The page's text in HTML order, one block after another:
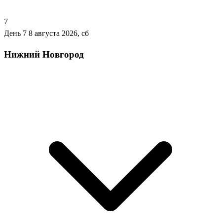
7
День 7 8 августа 2026, сб
Нижний Новгород